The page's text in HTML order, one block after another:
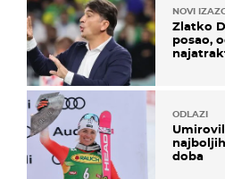
NOVI
Zlatko
posao,
ODLAZI
doba